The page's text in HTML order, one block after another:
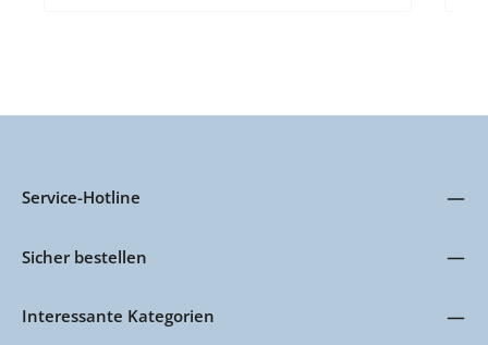
Service-Hotline
Sicher bestellen
Interessante Kategorien